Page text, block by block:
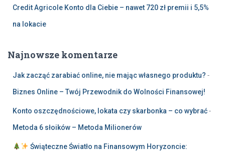
Credit Agricole Konto dla Ciebie – nawet 720 zł premii i 5,5%
na lokacie
Najnowsze komentarze
Jak zacząć zarabiać online, nie mając własnego produktu? -
Biznes Online – Twój Przewodnik do Wolności Finansowej!
Konto oszczędnościowe, lokata czy skarbonka – co wybrać-
Metoda 6 słoików – Metoda Milionerów
Świąteczne Światło na Finansowym Horyzoncie: